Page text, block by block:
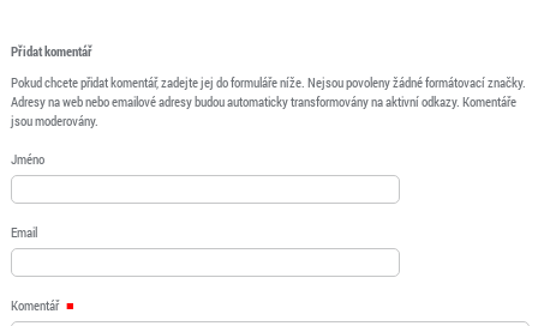
Přidat komentář
Pokud chcete přidat komentář, zadejte jej do formuláře níže. Nejsou povoleny žádné formátovací značky.
Adresy na web nebo emailové adresy budou automaticky transformovány na aktivní odkazy. Komentáře
jsou moderovány.
Jméno
Email
Komentář